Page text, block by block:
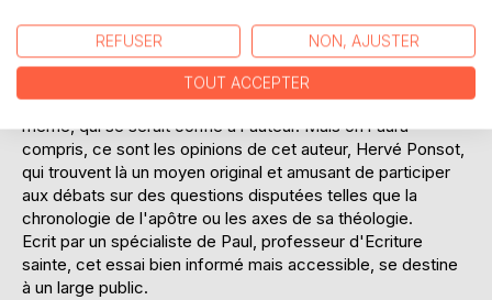
gageure. Mais celle qui est proposée ici, qui révise l'édition
de 2014, se veut nouvelle quant à son style, et d'actualité
Autobiographique car prétendument rédigée par Paul lui-
même, qui se serait confié à l'auteur. Mais on l'aura
compris, ce sont les opinions de cet auteur, Hervé Ponsot,
qui trouvent là un moyen original et amusant de participer
aux débats sur des questions disputées telles que la
chronologie de l'apôtre ou les axes de sa théologie.
Ecrit par un spécialiste de Paul, professeur d'Ecriture
sainte, cet essai bien informé mais accessible, se destine
à un large public.
REFUSER NON, AJUSTER
TOUT ACCEPTER